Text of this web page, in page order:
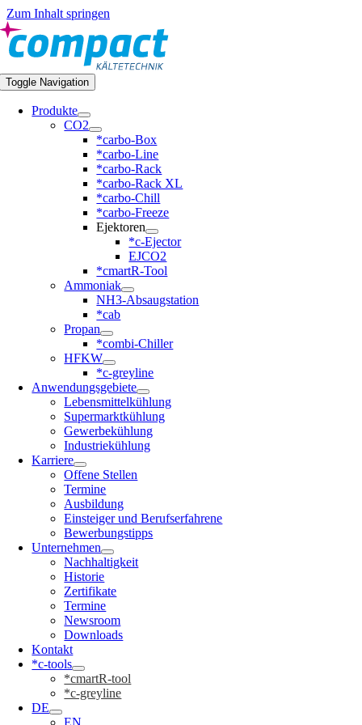
Zum Inhalt springen
Toggle Navigation
Produkte
CO2
*carbo-Box
*carbo-Line
*carbo-Rack
*carbo-Rack XL
*carbo-Chill
*carbo-Freeze
Ejektoren
*c-Ejector
EJCO2
*cmartR-Tool
Ammoniak
NH3-Absaugstation
*cab
Propan
*combi-Chiller
HFKW
*c-greyline
Anwendungsgebiete
Lebensmittelkühlung
Supermarktkühlung
Gewerbekühlung
Industriekühlung
Karriere
Offene Stellen
Termine
Ausbildung
Einsteiger und Berufserfahrene
Bewerbungstipps
Unternehmen
Nachhaltigkeit
Historie
Zertifikate
Termine
Newsroom
Downloads
Kontakt
*c-tools
*cmartR-tool
*c-greyline
DE
EN